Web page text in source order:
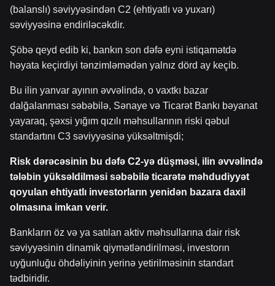
(balanslı) səviyyəsindən C2 (ehtiyatlı və yuxarı)
səviyyəsinə endiriləcəkdir.
Şöbə qeyd edib ki, bankın son dəfə eyni istiqamətdə
həyata keçirdiyi tənzimləmədən yalnız dörd ay keçib.
Bu ilin yanvar ayının əvvəlində, o vaxtkı bazar
dalğalanması səbəbilə, Sənaye və Ticarət Bankı bəyanat
yayaraq, şəxsi yığım qızılı məhsullarının riski qəbul
standartını C3 səviyyəsinə yüksəltmişdi;
Risk dərəcəsinin bu dəfə C2-yə düşməsi, ilin əvvəlində
tələbin yüksəldilməsi səbəbilə ticarətə məhdudiyyət
qoyulan ehtiyatlı investorların yenidən bazara daxil
olmasına imkan verir.
Bankların öz və ya satılan aktiv məhsullarına dair risk
səviyyəsinin dinamik qiymətləndirilməsi, investorın
uyğunluğu öhdəliyinin yerinə yetirilməsinin standart
tədbiridir.